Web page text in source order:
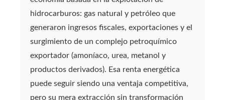
hidrocarburos: gas natural y petróleo que
generaron ingresos fiscales, exportaciones y el
surgimiento de un complejo petroquímico
exportador (amoníaco, urea, metanol y
productos derivados). Esa renta energética
puede seguir siendo una ventaja competitiva,
pero su mera extracción sin transformación